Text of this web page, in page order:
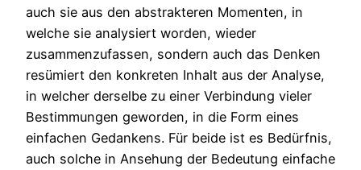
auch sie aus den abstrakteren Momenten, in
welche sie analysiert worden, wieder
zusammenzufassen, sondern auch das Denken
resümiert den konkreten Inhalt aus der Analyse,
in welcher derselbe zu einer Verbindung vieler
Bestimmungen geworden, in die Form eines
einfachen Gedankens. Für beide ist es Bedürfnis,
auch solche in Ansehung der Bedeutung einfache